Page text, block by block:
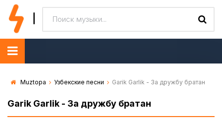
Muztopa Узбекские песни Garik Garlik - За дружбу братан
Garik Garlik - За дружбу братан